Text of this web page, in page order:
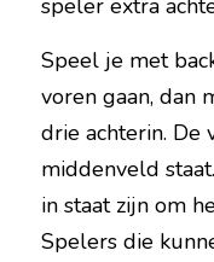
speler extra
Speel je met
voren gaan, dan
drie achterin. De
middenveld
in staat zijn om
Spelers die